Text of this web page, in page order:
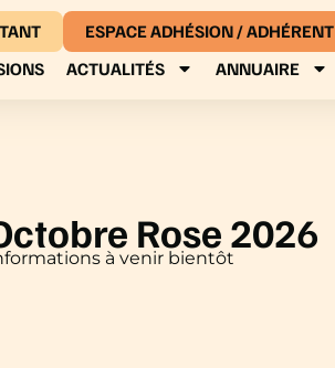
ESPACE ADHÉSION / ADHÉRENT
ACTUALITÉS ANNUAIRE
Rose 2026
à venir bientôt